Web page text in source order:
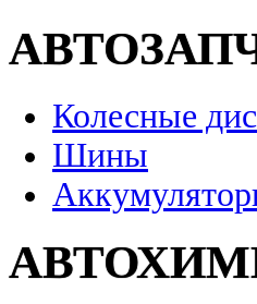
Колесные
Шины